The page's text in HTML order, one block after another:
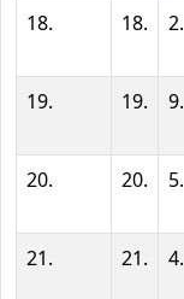
18. 18. 2.
19. 19. 9.
20. 20. 5.
21. 21. 4.